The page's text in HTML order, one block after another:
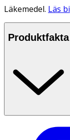
Läkemedel. Läs
Produktfakta